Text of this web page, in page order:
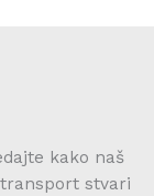
kako naš
stvari